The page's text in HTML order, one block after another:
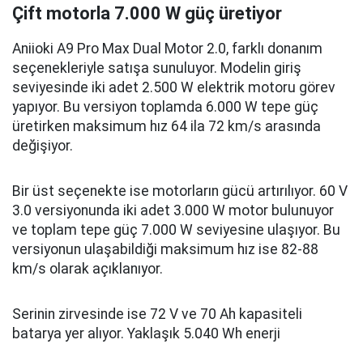
Çift motorla 7.000 W güç üretiyor
Aniioki A9 Pro Max Dual Motor 2.0, farklı donanım
seçenekleriyle satışa sunuluyor. Modelin giriş
seviyesinde iki adet 2.500 W elektrik motoru görev
yapıyor. Bu versiyon toplamda 6.000 W tepe güç
üretirken maksimum hız 64 ila 72 km/s arasında
değişiyor.
Bir üst seçenekte ise motorların gücü artırılıyor. 60 V
3.0 versiyonunda iki adet 3.000 W motor bulunuyor
ve toplam tepe güç 7.000 W seviyesine ulaşıyor. Bu
versiyonun ulaşabildiği maksimum hız ise 82-88
km/s olarak açıklanıyor.
Serinin zirvesinde ise 72 V ve 70 Ah kapasiteli
batarya yer alıyor. Yaklaşık 5.040 Wh enerji